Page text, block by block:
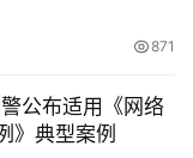
871
公布适用《网络
》典型案例